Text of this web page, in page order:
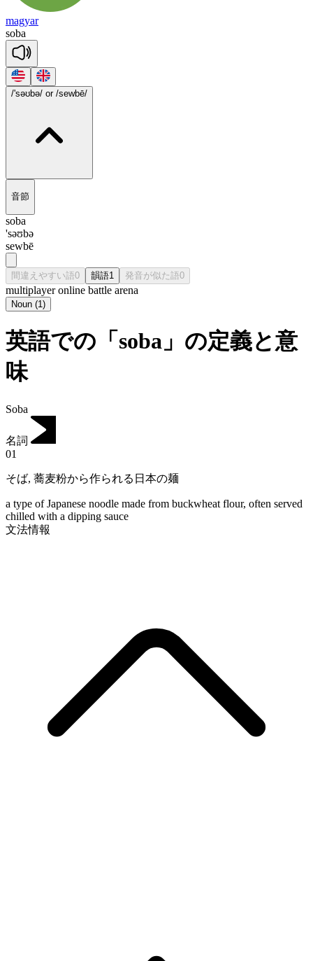
magyar
soba
/'səʊbə/ or /sewbē/
音節
soba
'səʊbə
sewbē
間違えやすい語0 韻語1 発音が似た語0
multiplayer online battle arena
Noun (1)
英語での「soba」の定義と意
味
Soba
名詞
01
そば, 蕎麦粉から作られる日本の麺
a type of Japanese noodle made from buckwheat flour, often served
chilled with a dipping sauce
文法情報